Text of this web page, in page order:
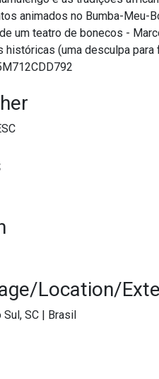
animados no Bumba-Meu-
um teatro de bonecos -
históricas (uma desculpa
Location/
Sul, SC | Brasil